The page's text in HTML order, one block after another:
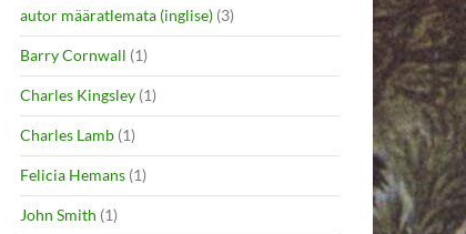
autor määratlemata (inglise) (3)
Barry Cornwall (1)
Charles Kingsley (1)
Charles Lamb (1)
Felicia Hemans (1)
John Smith (1)